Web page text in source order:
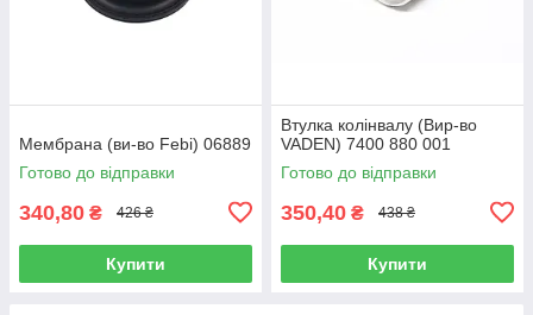
Мембрана (ви-во Febi) 06889
Готово до відправки
340,80 ₴ 426 ₴
Купити
Втулка колінвалу (Вир-во
VADEN) 7400 880 001
Готово до відправки
350,40 ₴ 438 ₴
Купити